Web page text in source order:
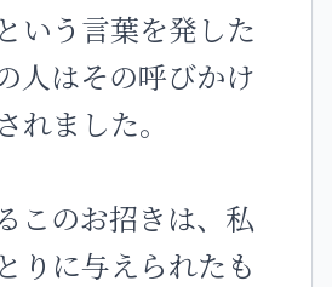
いう言葉を発した
人はその呼びかけ
れました。
このお招きは、私
りに与えられたも